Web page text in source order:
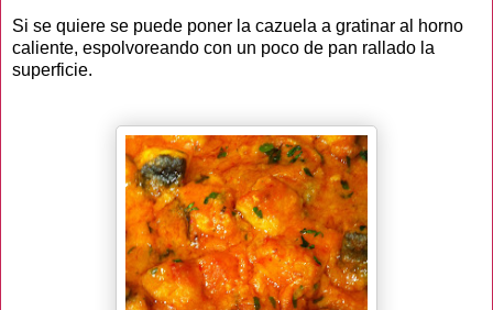
Si se quiere se puede poner la cazuela a gratinar al horno
caliente, espolvoreando con un poco de pan rallado la
superficie.